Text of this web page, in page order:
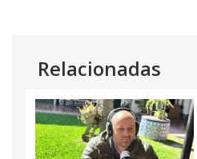
Relacionadas